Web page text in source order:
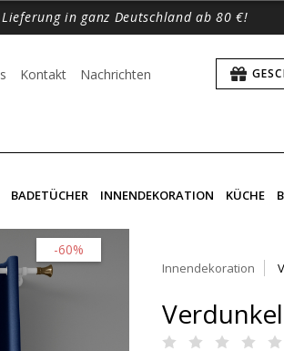
in ganz Deutschland ab 80 €!
Kontakt Nachrichten
BADETÜCHER INNENDEKORATION KÜCHE
-60%
Innendekoration